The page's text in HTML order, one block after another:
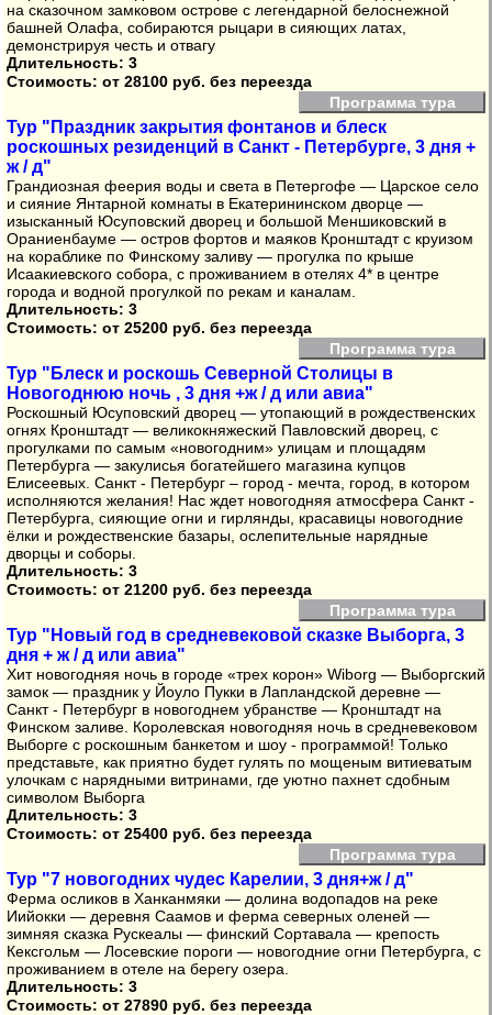
на сказочном замковом острове с легендарной белоснежной
башней Олафа, собираются рыцари в сияющих латах,
демонстрируя честь и отвагу
Длительность: 3
Стоимость: от 28100 руб. без переезда
Программа тура
Тур "Праздник закрытия фонтанов и блеск
роскошных резиденций в Санкт - Петербурге, 3 дня +
ж / д"
Грандиозная феерия воды и света в Петергофе — Царское село
и сияние Янтарной комнаты в Екатерининском дворце —
изысканный Юсуповский дворец и большой Меншиковский в
Ораниенбауме — остров фортов и маяков Кронштадт с круизом
на кораблике по Финскому заливу — прогулка по крыше
Исаакиевского собора, с проживанием в отелях 4* в центре
города и водной прогулкой по рекам и каналам.
Длительность: 3
Стоимость: от 25200 руб. без переезда
Программа тура
Тур "Блеск и роскошь Северной Столицы в
Новогоднюю ночь , 3 дня +ж / д или авиа"
Роскошный Юсуповский дворец — утопающий в рождественских
огнях Кронштадт — великокняжеский Павловский дворец, с
прогулками по самым «новогодним» улицам и площадям
Петербурга — закулисья богатейшего магазина купцов
Елисеевых. Санкт - Петербург – город - мечта, город, в котором
исполняются желания! Нас ждет новогодняя атмосфера Санкт -
Петербурга, сияющие огни и гирлянды, красавицы новогодние
ёлки и рождественские базары, ослепительные нарядные
дворцы и соборы.
Длительность: 3
Стоимость: от 21200 руб. без переезда
Программа тура
Тур "Новый год в средневековой сказке Выборга, 3
дня + ж / д или авиа"
Хит новогодняя ночь в городе «трех корон» Wiborg — Выборгский
замок — праздник у Йоуло Пукки в Лапландской деревне —
Санкт - Петербург в новогоднем убранстве — Кронштадт на
Финском заливе. Королевская новогодняя ночь в средневековом
Выборге с роскошным банкетом и шоу - программой! Только
представьте, как приятно будет гулять по мощеным витиеватым
улочкам с нарядными витринами, где уютно пахнет сдобным
символом Выборга
Длительность: 3
Стоимость: от 25400 руб. без переезда
Программа тура
Тур "7 новогодних чудес Карелии, 3 дня+ж / д"
Ферма осликов в Ханканмяки — долина водопадов на реке
Иийокки — деревня Саамов и ферма северных оленей —
зимняя сказка Рускеалы — финский Сортавала — крепость
Кексгольм — Лосевские пороги — новогодние огни Петербурга, с
проживанием в отеле на берегу озера.
Длительность: 3
Стоимость: от 27890 руб. без переезда